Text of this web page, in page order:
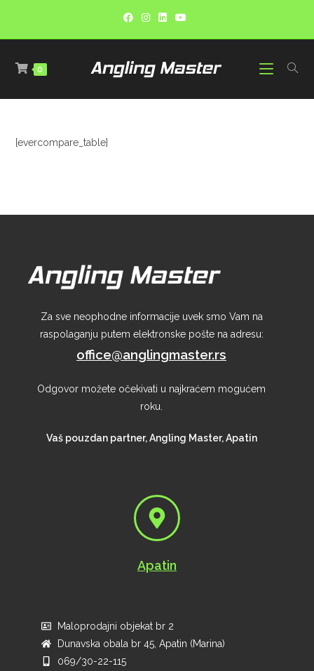
0
[evercompare_table]
Za sve neophodne informacije uvek smo Vam na
raspolaganju putem elektronske pošte na adresu:
office@anglingmaster.rs
Odgovor možete očekivati u najkraćem mogućem
roku.
Vaš pouzdan partner, Angling Master, Apatin
Apatin
Maloprodajni objekat br 2
Dunavska obala br 45, Apatin (Marina)
069/30-22-115